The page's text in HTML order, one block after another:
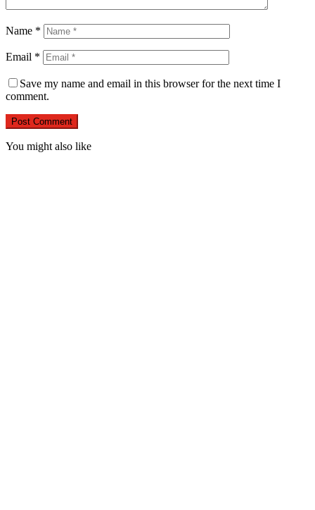
Name *
Email *
Save my name and email in this browser for the next time I
comment.
You might also like